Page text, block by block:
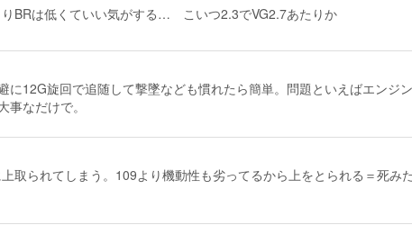
BRは低くていい気がする… こいつ2.3でVG2.7あたりか
に12G旋回で追随して撃墜なども慣れたら簡単。問題といえばエンジ
なだけで。
取られてしまう。109より機動性も劣ってるから上をとられる＝死み